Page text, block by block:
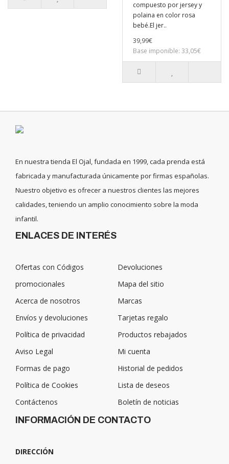
compuesto por jersey y
polaina en color rosa
bebé.El jer..
39,99€
Base imponible: 33,05€
En nuestra tienda El Ojal, fundada en 1999, cada prenda está
fabricada y manufacturada únicamente por firmas españolas.
Nuestro objetivo es ofrecer a nuestros clientes las mejores
calidades, teniendo un amplio conocimiento sobre la moda
infantil.
ENLACES DE INTERÉS
Ofertas con Códigos
promocionales
Acerca de nosotros
Envíos y devoluciones
Política de privacidad
Aviso Legal
Formas de pago
Política de Cookies
Contáctenos
Devoluciones
Mapa del sitio
Marcas
Tarjetas regalo
Productos rebajados
Mi cuenta
Historial de pedidos
Lista de deseos
Boletín de noticias
INFORMACIÓN DE CONTACTO
DIRECCIÓN